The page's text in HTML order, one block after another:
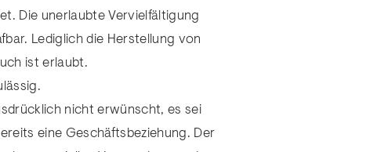
Die unerlaubte Vervielfältigung
Lediglich die Herstellung von
ist erlaubt.
nicht erwünscht, es sei
eine Geschäftsbeziehung. Der